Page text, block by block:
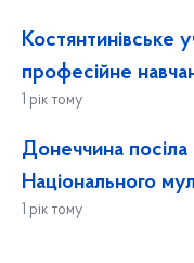
Костянтинівське
професійне
1 рік тому
Донеччина посіла
Національного
1 рік тому